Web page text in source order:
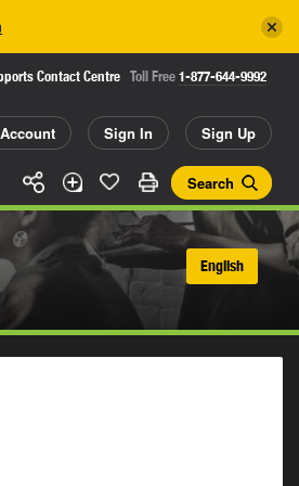
Contact Centre Toll Free 1-877-644-9992
Sign In Sign Up
Search
English